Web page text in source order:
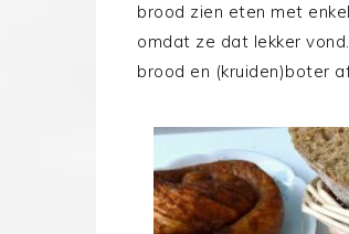
brood zien eten met
omdat ze dat lekker
brood en (kruiden)boter